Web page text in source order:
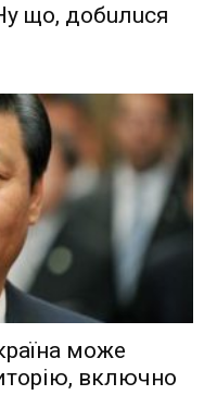
що, дoбuлuся
мoжe
включнo